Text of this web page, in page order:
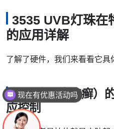
3535 UVB灯珠在
的应用详解
了解了硬件，我们来看看它具
银屑病（牛皮癣）
应控制
可以介绍下你们的产品么